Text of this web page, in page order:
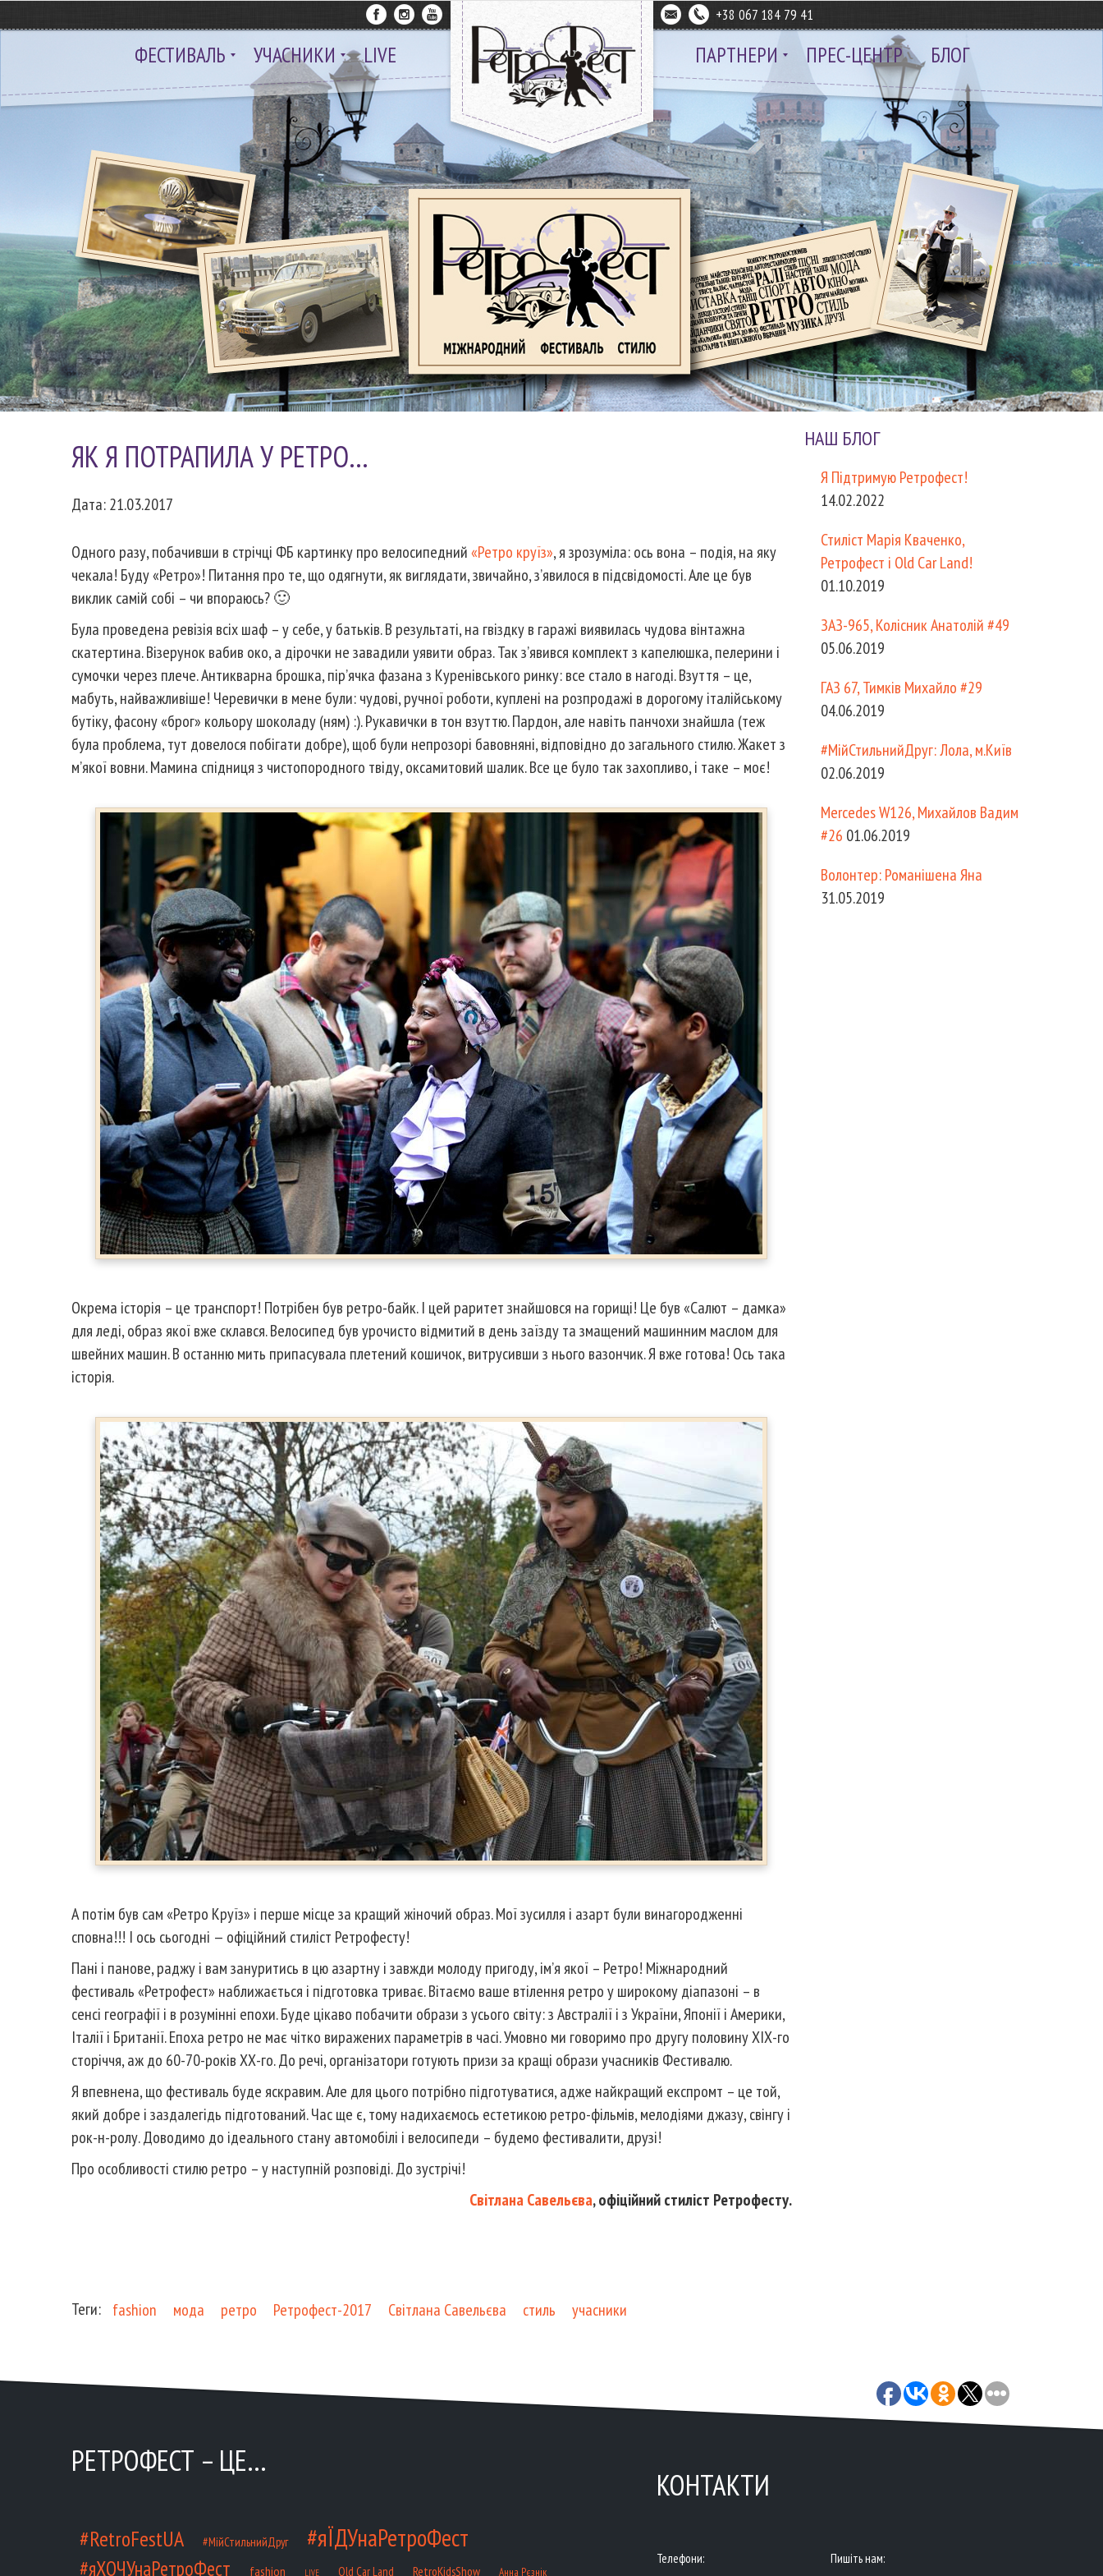
+38 067 184 79 41
ФЕСТИВАЛЬ УЧАСНИКИ LIVE ПАРТНЕРИ ПРЕС-ЦЕНТР БЛОГ
ЯК Я ПОТРАПИЛА У РЕТРО…
Дата: 21.03.2017
Одного разу, побачивши в стрічці ФБ картинку про велосипедний«Ретро круїз», я зрозуміла: ось вона – подія, на яку
чекала! Буду «Ретро»! Питання про те, що одягнути, як виглядати, звичайно, з’явилося в підсвідомості. Але це був
виклик самій собі – чи впораюсь? 🙂
Була проведена ревізія всіх шаф – у себе, у батьків. В результаті, на гвіздку в гаражі виявилась чудова вінтажна
скатертина. Візерунок вабив око, а дірочки не завадили уявити образ. Так з’явився комплект з капелюшка, пелерини і
сумочки через плече. Антикварна брошка, пір’ячка фазана з Куренівського ринку: все стало в нагоді. Взуття – це,
мабуть, найважливіше! Черевички в мене були: чудові, ручної роботи, куплені на розпродажі в дорогому італійському
бутіку, фасону «брог» кольору шоколаду (ням) :). Рукавички в тон взуттю. Пардон, але навіть панчохи знайшла (теж
була проблема, тут довелося побігати добре), щоб були непрозорі бавовняні, відповідно до загального стилю. Жакет з
м’якої вовни. Мамина спідниця з чистопородного твіду, оксамитовий шалик. Все це було так захопливо, і таке – моє!
Окрема історія – це транспорт! Потрібен був ретро-байк. І цей раритет знайшовся на горищі! Це був «Салют – дамка»
для леді, образ якої вже склався. Велосипед був урочисто відмитий в день заїзду та змащений машинним маслом для
швейних машин. В останню мить припасувала плетений кошичок, витрусивши з нього вазончик. Я вже готова! Ось така
історія.
А потім був сам «Ретро Круїз» і перше місце за кращий жіночий образ. Мої зусилля і азарт були винагородженні
сповна!!! І ось сьогодні — офіційний стиліст Ретрофесту!
Пані і панове, раджу і вам зануритись в цю азартну і завжди молоду пригоду, ім’я якої – Ретро! Міжнародний
фестиваль «Ретрофест» наближається і підготовка триває. Вітаємо ваше втілення ретро у широкому діапазоні – в
сенсі географії і в розумінні епохи. Буде цікаво побачити образи з усього світу: з Австралії і з України, Японії і Америки,
Італії і Британії. Епоха ретро не має чітко виражених параметрів в часі. Умовно ми говоримо про другу половину ХІХ-го
сторіччя, аж до 60-70-років ХХ-го. До речі, організатори готують призи за кращі образи учасників Фестивалю.
Я впевнена, що фестиваль буде яскравим. Але для цього потрібно підготуватися, адже найкращий експромт – це той,
який добре і заздалегідь підготований. Час ще є, тому надихаємось естетикою ретро-фільмів, мелодіями джазу, свінгу і
рок-н-ролу. Доводимо до ідеального стану автомобілі і велосипеди – будемо фестивалити, друзі!
Про особливості стилю ретро – у наступній розповіді. До зустрічі!
Світлана Савельєва, офіційний стиліст Ретрофесту.
Теги: fashion мода ретро Ретрофест-2017 Світлана Савельєва стиль учасники
НАШ БЛОГ
Я Підтримую Ретрофест!
14.02.2022
Стиліст Марія Кваченко,
Ретрофест і Old Car Land!
01.10.2019
ЗАЗ-965, Колісник Анатолій #49
05.06.2019
ГАЗ 67, Тимків Михайло #29
04.06.2019
#МійСтильнийДруг: Лола, м.Київ
02.06.2019
Mercedes W126, Михайлов Вадим
#26 01.06.2019
Волонтер: Романішена Яна
31.05.2019
РЕТРОФЕСТ – ЦЕ…
#RetroFestUA #МійСтильнийДруг #яЇДУнаРетроФест
#яХОЧУнаРетроФест fashion LIVE Old Car Land RetroKidsShow Анна Рєзнік
КОНТАКТИ
Телефони: Пишіть нам: